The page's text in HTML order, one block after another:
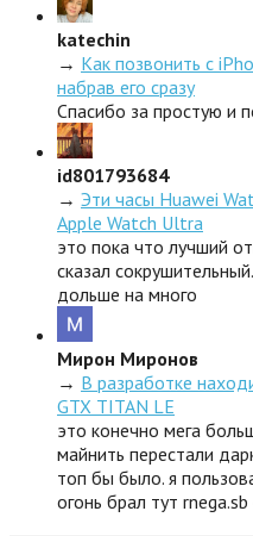
katechin
→ Как позвонить с
набрав его сразу
Спасибо за простую и
id801793684
→ Эти часы Huawei
Apple Watch Ultra
это пока что лучший
сказал
дольше на много
Мирон Миронов
→ В разработке
GTX TITAN LE
это конечно мега
майнить перестали
топ бы было. я
огонь брал тут